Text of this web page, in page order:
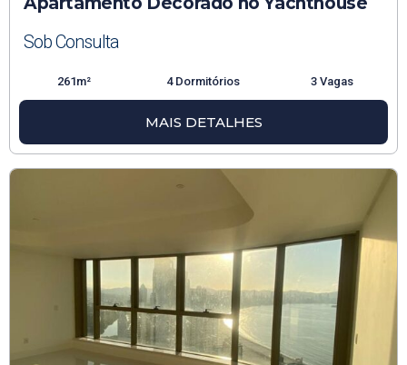
Sob Consulta
261m² 4 Dormitórios 3 Vagas
MAIS DETALHES